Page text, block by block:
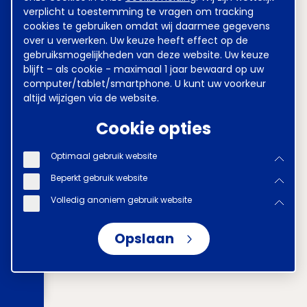
verplicht u toestemming te vragen om tracking
cookies te gebruiken omdat wij daarmee gegevens
over u verwerken. Uw keuze heeft effect op de
gebruiksmogelijkheden van deze website. Uw keuze
blijft – als cookie - maximaal 1 jaar bewaard op uw
computer/tablet/smartphone. U kunt uw voorkeur
altijd wijzigen via de website.
Cookie opties
Optimaal gebruik website
Beperkt gebruik website
Volledig anoniem gebruik website
Opslaan